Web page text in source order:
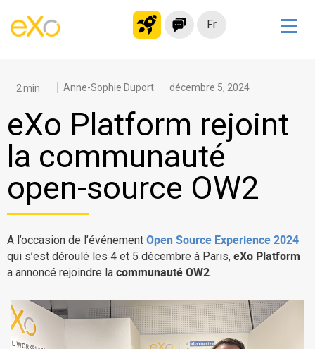
Fr
Intranet moderne
Plateforme collaborative
Réseau social
Hub de connaissances
Portail d’applications
Migrer vers eXo Platform
Produit
Anne-Sophie Duport décembre 5, 2024
eXo Platform rejoint
la communauté
open-source OW2
A l’occasion de l’événement Open Source Experience 2024
qui s’est déroulé les 4 et 5 décembre à Paris, eXo Platform
a annoncé rejoindre la communauté OW2.